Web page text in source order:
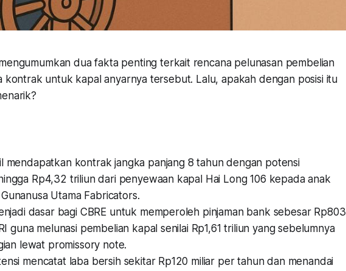
dua fakta penting terkait rencana pelunasan pembelian
kontrak untuk kapal anyarnya tersebut. Lalu, apakah dengan posisi itu
mendapatkan kontrak jangka panjang 8 tahun dengan potensi
Rp4,32 triliun dari penyewaan kapal Hai Long 106 kepada anak
Utama Fabricators.
dasar bagi CBRE untuk memperoleh pinjaman bank sebesar Rp803
guna melunasi pembelian kapal senilai Rp1,61 triliun yang sebelumnya
lewat promissory note.
mencatat laba bersih sekitar Rp120 miliar per tahun dan menandai